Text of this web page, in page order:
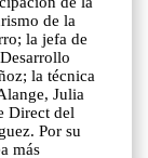
de la
la jefa de
la técnica
Julia
Direct del
Por su
más